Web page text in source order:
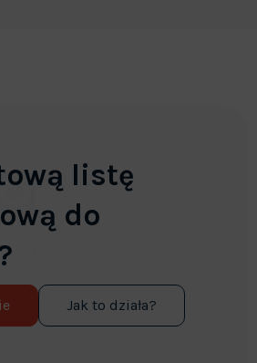
listę
do
Jak to działa?